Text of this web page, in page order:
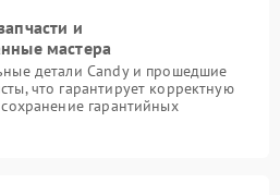
и
мастера
детали Candy и прошедшие
что гарантирует корректную
гарантийных